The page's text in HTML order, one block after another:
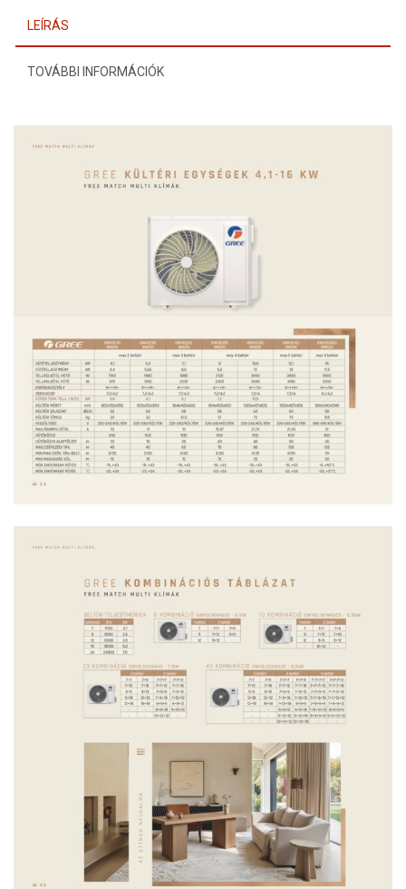
LEÍRÁS
TOVÁBBI INFORMÁCIÓK